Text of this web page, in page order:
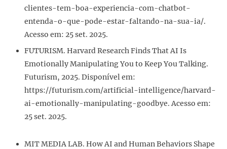
clientes-tem-boa-experiencia-com-chatbot-
entenda-o-que-pode-estar-faltando-na-sua-ia/.
Acesso em: 25 set. 2025.
FUTURISM. Harvard Research Finds That AI Is
Emotionally Manipulating You to Keep You Talking.
Futurism, 2025. Disponível em:
https://futurism.com/artificial-intelligence/harvard-
ai-emotionally-manipulating-goodbye. Acesso em:
25 set. 2025.
MIT MEDIA LAB. How AI and Human Behaviors Shape